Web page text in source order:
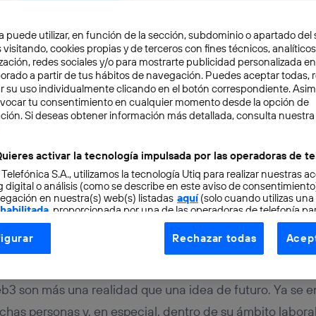
4 min
las películas y
son más una realidad que una idea de futuro. Ya se
personas y, en especial, dentro de su ámbito
puede utilizar, en función de la sección, subdominio o apartado del
visitando, cookies propias y de terceros con fines técnicos,
redes sociales y/o para mostrarte publicidad personalizada
a partir de tus hábitos de navegación. Puedes aceptar todas,
su uso individualmente clicando en el botón correspondiente.
tu consentimiento en cualquier momento desde la opción de
Si deseas obtener información más detallada, consulta nuestra
activar la tecnología impulsada por las operadoras de
S.A., utilizamos la tecnología Utiq para realizar nuestras
digital o análisis (como se describe en este aviso de
en nuestra(s) web(s) listadas aquí(solo cuando utilizas una
, proporcionada por una de las operadoras de telefonía
consentimiento en cada página web).
Utiq está diseñada con la privacidad como prioridad
tu dirección IP y otra información de la cuenta de cliente de
a la conexión que utilizas (p. ej., número de teléfono móvil).
Rechazar todas